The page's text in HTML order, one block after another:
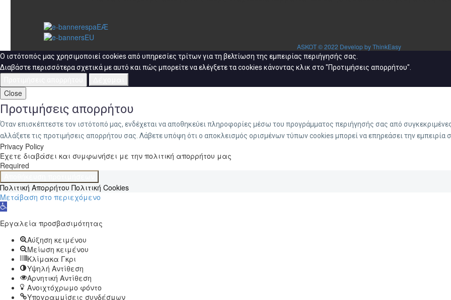
ASKOT © 2022 Develop by ThinkEasy
Ο ιστότοπός μας χρησιμοποιεί cookies από υπηρεσίες τρίτων για τη βελτίωση της εμπειρίας περιήγησής σας.
Διαβάστε περισσότερα σχετικά με αυτό και πώς μπορείτε να ελέγξετε τα cookies κάνοντας κλικ στο "Προτιμήσεις απορρήτου".
Close
Προτιμήσεις απορρήτου
Όταν επισκέπτεστε τον ιστότοπό μας, ενδέχεται να αποθηκεύει πληροφορίες μέσω του προγράμματος περιήγησής σας από
αλλάξετε τις προτιμήσεις απορρήτου σας. Λάβετε υπόψη ότι ο αποκλεισμός ορισμένων τύπων cookies μπορεί να επηρεάσει την
Privacy Policy
Έχετε διαβάσει και συμφωνήσει με την πολιτική απορρήτου μας
Required
Πολιτική Απορρήτου Πολιτική Cookies
Μετάβαση στο περιεχόμενο
Ανοίξτε
γραμμή
εργαλείων
Εργαλεία προσβασιμότητας
Αύξηση κειμένου
Μείωση κειμένου
Κλίμακα Γκρι
Υψηλή Αντίθεση
Αρνητική Αντίθεση
Ανοιχτόχρωμο φόντο
Υπογραμμίσεις συνδέσμων